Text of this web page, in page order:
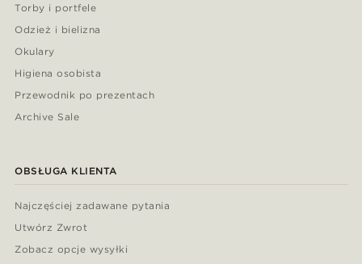
Torby i portfele
Odzież i bielizna
Okulary
Higiena osobista
Przewodnik po prezentach
Archive Sale
OBSŁUGA KLIENTA
Najczęściej zadawane pytania
Utwórz Zwrot
Zobacz opcje wysyłki